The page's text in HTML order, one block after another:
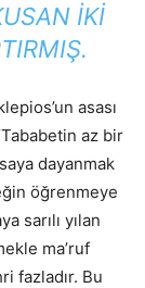
IKI
asası
az bir
dayanmak
öğrenmeye
sarılı yılan
ma’ruf
fazladır. Bu